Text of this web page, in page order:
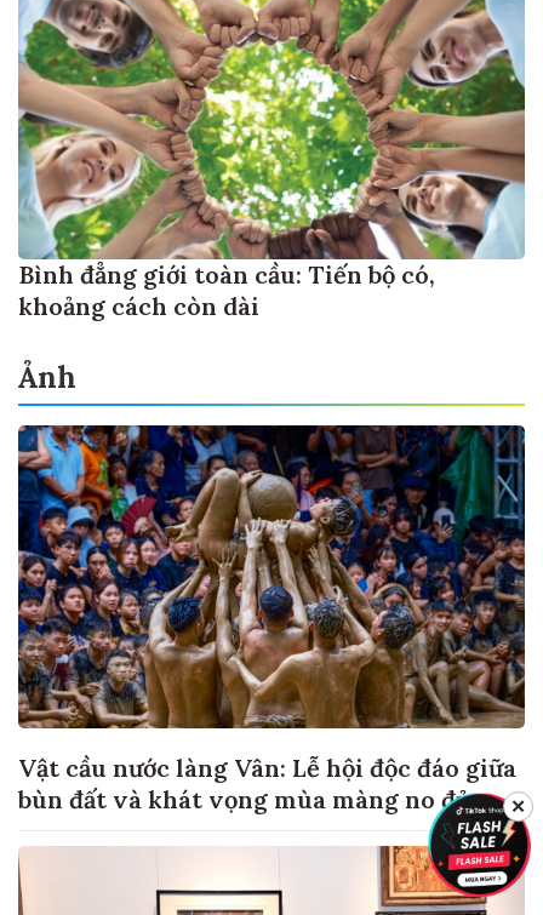
Bình đẳng giới toàn cầu: Tiến bộ có,
khoảng cách còn dài
Ảnh
Vật cầu nước làng Vân: Lễ hội độc đáo giữa
bùn đất và khát vọng mùa màng no đủ
✕